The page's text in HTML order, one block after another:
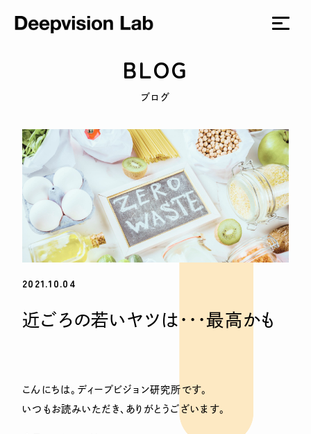
BLOG
ブログ
2021.10.04
近ごろの若いヤツは・・・最高かも
こんにちは。ディープビジョン研究所です。
いつもお読みいただき、ありがとうございます。